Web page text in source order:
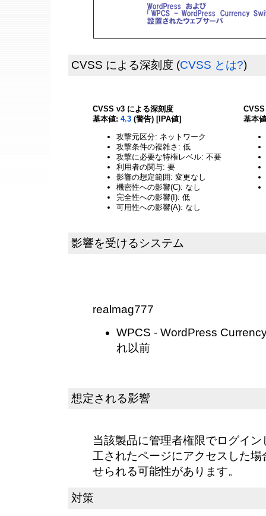
CVSS による深刻度 (CVSS とは?)
CVSS v3 による深刻度
基本値: 4.3 (警告) [IPA値]
攻撃元区分: ネットワーク
攻撃条件の複雑さ: 低
攻撃に必要な特権レベル: 不要
利用者の関与: 要
影響の想定範囲: 変更なし
機密性への影響(C): なし
完全性への影響(I): 低
可用性への影響(A): なし
基本
影響を受けるシステム
realmag777
WPCS - WordPress
れ以前
想定される影響
当該製品に管理者権限でログイ
工されたページにアクセスした
せられる可能性があります。
対策